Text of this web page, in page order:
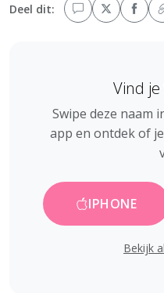
Deel dit:
Vind
Swipe deze naam
app en ontdek of
IPHONE
Bekijk